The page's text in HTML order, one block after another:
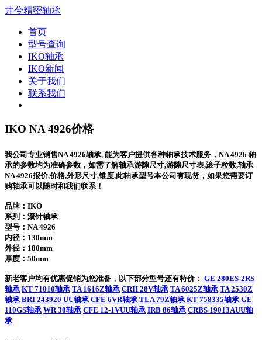
井兮精密轴承
首页
型号查询
IKO轴承
IKO新闻
关于我们
联系我们
IKO NA 4926价格
我公司专业销售NA 4926轴承, 能为客户提供各种轴承技术服务，NA 4926 轴
承的参数均为准确参数，如需了解轴承游隙尺寸,游隙尺寸表,滚子粒数,轴承
NA 4926报价,价格,外形尺寸,锥度,此轴承型号本公司有现货，如果您需要订
购轴承可以随时和我们联系！
品牌：IKO
系列：滚针轴承
型号： NA 4926
内径：130mm
外径：180mm
厚度：50mm
新老客户均有优惠促销为您准备，以下部分型号还有特价： GE 280ES-2RS
轴承 KT 71010轴承 TA 1616Z轴承 CRH 28V轴承 TA 6025Z轴承 TA 2530Z
轴承 BRI 243920 UU轴承 CFE 6VR轴承 TLA 79Z轴承 KT 758335轴承 GE
110GS轴承 WR 30轴承 CFE 12-1VUU轴承 IRB 86轴承 CRBS 19013AUU轴
承